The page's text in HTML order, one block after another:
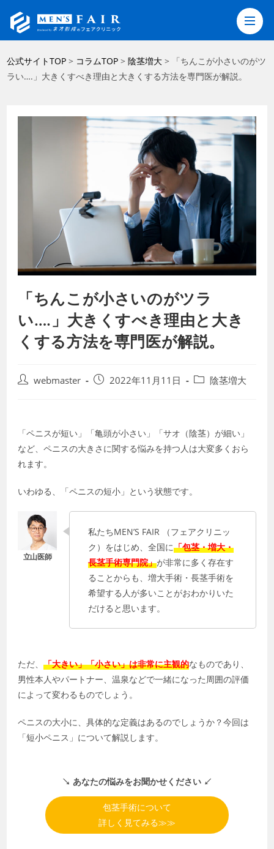
コ
ン
公式サイトTOP > コラムTOP >陰茎増大 >
「ちんこが小さいのがツ
ラい….」大きくすべき理由と大きくする方法を専門医が解説。
「ちんこが小さいのがツラ
い….」大きくすべき理由と大き
くする方法を専門医が解説。
投
webmaster
投
日:
2022年11月11日
投
ゴ
リ
ー:
陰茎増大
「ペニスが短い」「亀頭が小さい」「サオ（陰茎）が細い」
など、ペニスの大きさに関する悩みを持つ人は大変多くおら
れます。
いわゆる、「ペニスの短小」という状態です。
私たちMEN’S FAIR （フェアクリニッ
ク）をはじめ、全国に「包茎・増大・
長茎手術専門院」が非常に多く存在す
ることからも、増大手術・長茎手術を
希望する人が多いことがおわかりいた
だけると思います。
ただ、「大きい」「小さい」は非常に主観的なものであり、
男性本人やパートナー、温泉などで一緒になった周囲の評価
によって変わるものでしょう。
ペニスの大小に、具体的な定義はあるのでしょうか？今回は
「短小ペニス」について解説します。
↘︎ あなたの悩みをお聞かせください ↙︎
包茎手術について
詳しく見てみる≫≫